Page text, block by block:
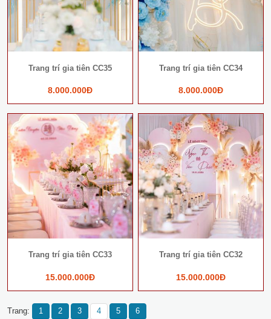
Trang trí gia tiên CC35
8.000.000Đ
Trang trí gia tiên CC34
8.000.000Đ
Trang trí gia tiên CC33
15.000.000Đ
Trang trí gia tiên CC32
15.000.000Đ
Trang: 1 2 3 4 5 6